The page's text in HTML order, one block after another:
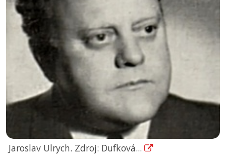
Jaroslav Ulrych. Zdroj: Dufková...